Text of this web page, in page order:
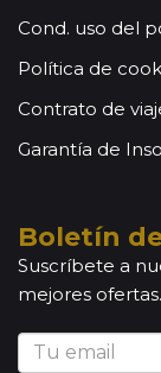
Cond. uso del
Política de
Contrato de
Garantía de
Boletín
Suscríbete a
mejores ofertas.